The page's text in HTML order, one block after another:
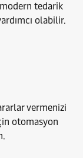
tedarik
olabilir.
vermenizi
otomasyon